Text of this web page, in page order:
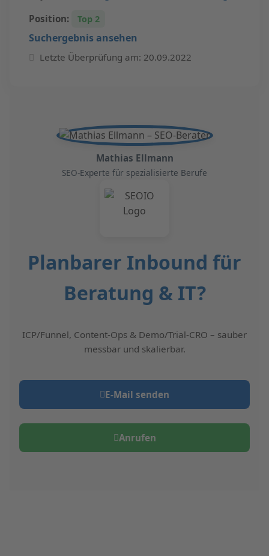
Position: Top 2
Suchergebnis ansehen
Letzte Überprüfung am: 20.09.2022
Mathias Ellmann
SEO-Experte für spezialisierte Berufe
Planbarer Inbound für
Beratung & IT?
ICP/Funnel, Content-Ops & Demo/Trial-CRO – sauber
messbar und skalierbar.
E‑Mail senden
Anrufen